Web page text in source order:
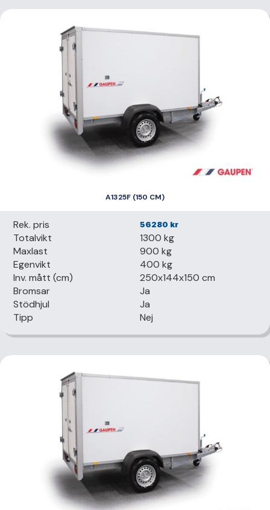
A1325F (150 CM)
Rek. pris 56280 kr
Totalvikt
1300 kg
Maxlast
900 kg
Egenvikt
400 kg
Inv. mått (cm)
250x144x150 cm
Bromsar
Ja
Stödhjul
Ja
Tipp
Nej